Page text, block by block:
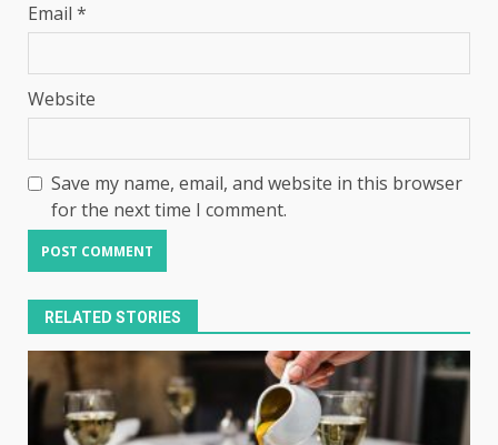
Email *
Website
Save my name, email, and website in this browser
for the next time I comment.
RELATED STORIES